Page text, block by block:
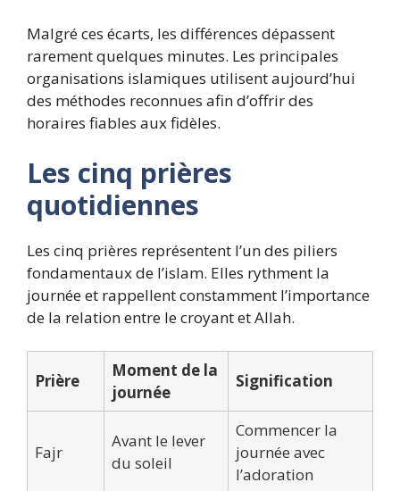
Malgré ces écarts, les différences dépassent
rarement quelques minutes. Les principales
organisations islamiques utilisent aujourd’hui
des méthodes reconnues afin d’offrir des
horaires fiables aux fidèles.
Les cinq prières
quotidiennes
Les cinq prières représentent l’un des piliers
fondamentaux de l’islam. Elles rythment la
journée et rappellent constamment l’importance
de la relation entre le croyant et Allah.
Prière
Moment de la
journée
Signification
Fajr
Avant le lever
du soleil
Commencer la
journée avec
l’adoration